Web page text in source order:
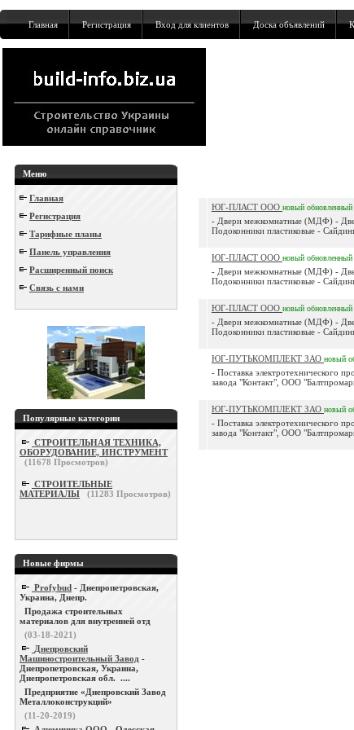
Главная Регистрация Вход для клиентов Доска объявлений
Меню
Главная
Регистрация
Тарифные планы
Панель управления
Расширенный поиск
Связь с нами
Популярные категории
СТРОИТЕЛЬНАЯ ТЕХНИКА,
ОБОРУДОВАНИЕ, ИНСТРУМЕНТ
(11678 Просмотров)
СТРОИТЕЛЬНЫЕ
МАТЕРИАЛЫ
(11283 Просмотров)
Новые фирмы
Profybud - Днепропетровская,
Украина, Днепр.
Продажа строительных
материалов для внутренней отд
(03-18-2021)
Днепровский
Машиностроительный Завод -
Днепропетровская, Украина,
Днепропетровская обл. ....
Предприятие «Днепровский Завод
Металлоконструкций»
(11-20-2019)
ЮГ-ПЛАСТ ООО новый обновленный
- Двери межкомнатные (МДФ) -
Подоконники пластиковые -
ЮГ-ПЛАСТ ООО новый обновленный
- Двери межкомнатные (МДФ) -
Подоконники пластиковые -
ЮГ-ПЛАСТ ООО новый обновленный
- Двери межкомнатные (МДФ) -
Подоконники пластиковые -
ЮГ-ПУТЬКОМПЛЕКТ ЗАО новый
- Поставка электротехнического
завода "Контакт", ООО
ЮГ-ПУТЬКОМПЛЕКТ ЗАО новый
- Поставка электротехнического
завода "Контакт", ООО